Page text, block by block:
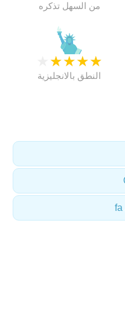
من السهل تذكره
★
★
★
★
النطق بالانجليزية